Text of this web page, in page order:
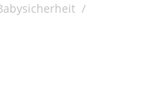
/